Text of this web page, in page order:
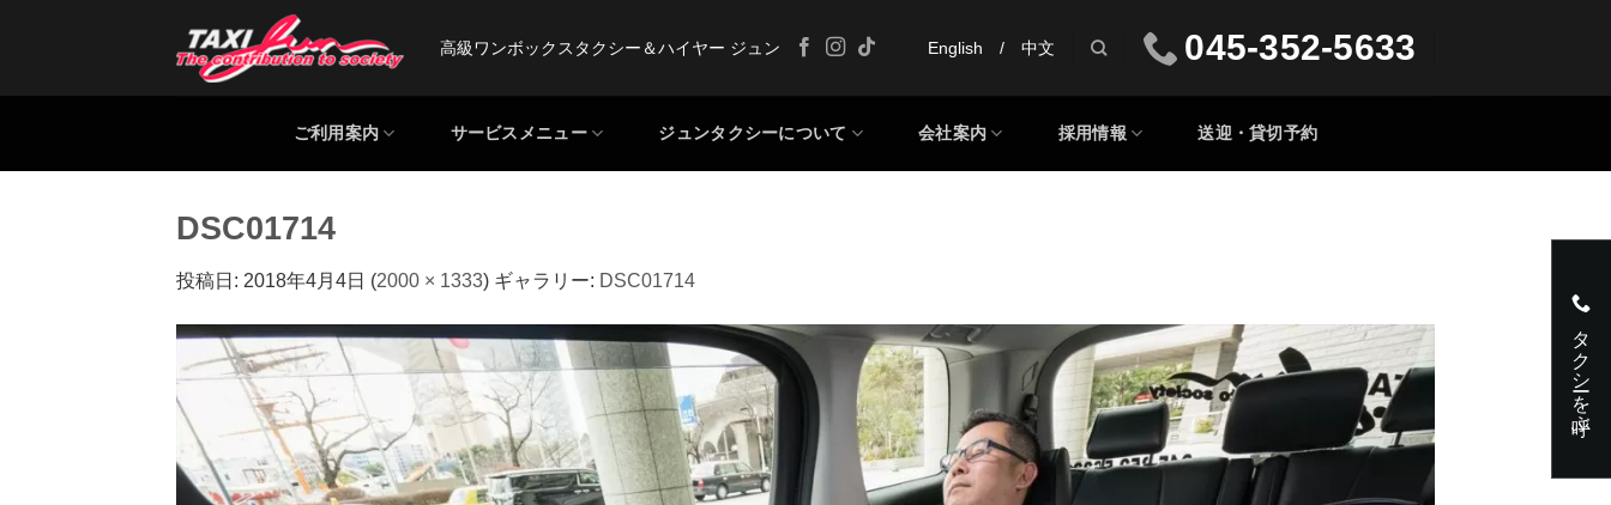
高級ワンボックスタクシー＆ハイヤー ジュン English / 中文 045-352-5633
ご利用案内 サービスメニュー ジュンタクシーについて 会社案内 採用情報 送迎・貸切予約
DSC01714
投稿日: 2018年4月4日 (2000 × 1333) ギャラリー: DSC01714
タクシーを呼ぶ